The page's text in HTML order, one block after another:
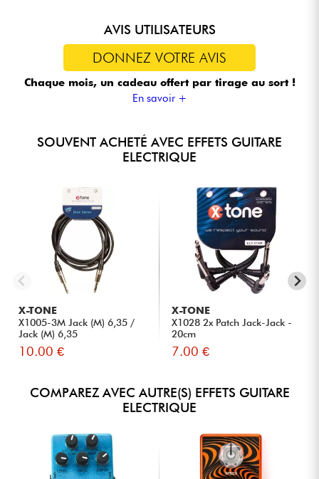
AVIS UTILISATEURS
DONNEZ VOTRE AVIS
Chaque mois, un cadeau offert par tirage au sort !
En savoir +
SOUVENT ACHETÉ AVEC EFFETS GUITARE
ELECTRIQUE
X-TONE
X1005-3M Jack (M) 6,35 /
Jack (M) 6,35
10.00 €
X-TONE
X1028 2x Patch Jack-Jack -
20cm
7.00 €
COMPAREZ AVEC AUTRE(S) EFFETS GUITARE
ELECTRIQUE